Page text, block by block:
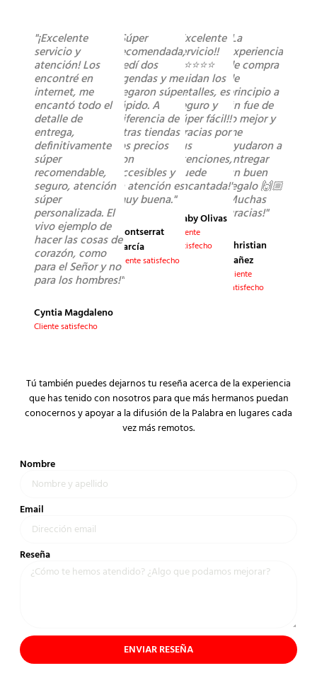
"¡Excelente
servicio y
atención! Los
encontré en
internet, me
encantó todo el
detalle de
entrega,
definitivamente
súper
recomendable,
seguro, atención
súper
personalizada. El
vivo ejemplo de
hacer las cosas de
corazón, como
para el Señor y no
para los hombres!"
Cyntia Magdaleno
Cliente satisfecho
"Súper
recomendada,
pedí dos
agendas y me
llegaron súper
rápido. A
diferencia de
otras tiendas
los precios
son
accesibles y
la atención es
muy buena."
Montserrat
García
Cliente satisfecho
"Excelente
servicio!!
⭐️⭐️⭐️⭐️⭐️
cuidan los
detalles, es
seguro y
súper fácil!!
Gracias por
sus
atenciones,
quede
encantada!"
Gaby Olivas
Cliente
satisfecho
"La
experiencia
de compra
de
principio a
fin fue de
lo mejor y
me
ayudaron a
entregar
un buen
regalo 🙌🏼
Muchas
gracias!"
Christian
Yañez
Cliente
satisfecho
Tú también puedes dejarnos tu reseña acerca de la experiencia
que has tenido con nosotros para que más hermanos puedan
conocernos y apoyar a la difusión de la Palabra en lugares cada
vez más remotos.
Nombre
Email
Reseña
ENVIAR RESEÑA